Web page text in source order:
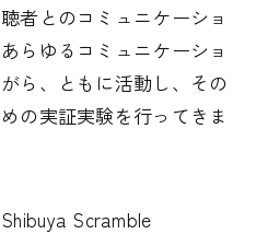
者とのコミュニケーショ
らゆるコミュニケーショ
ら、ともに活動し、その
の実証実験を行ってきま
Scramble